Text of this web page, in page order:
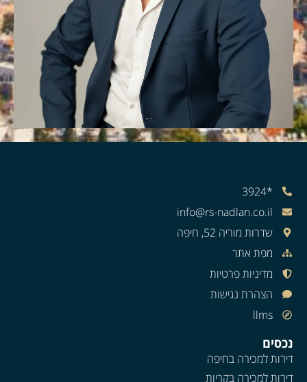
*3924
info@rs-nadlan.co.il
שדרות מוריה 52, חיפה
מפת אתר
מדיניות פרטיות
הצהרת נגישות
llms
נכסים
דירות למכירה בחיפה
דירות למכירה בקריות